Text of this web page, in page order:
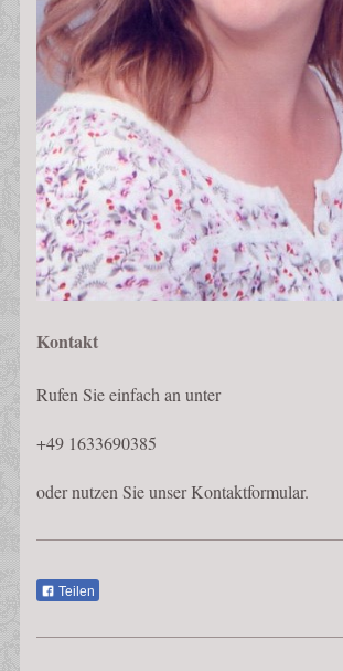
Kontakt
Rufen Sie einfach an unter
+49 1633690385
oder nutzen Sie unser Kontaktformular.
Teilen